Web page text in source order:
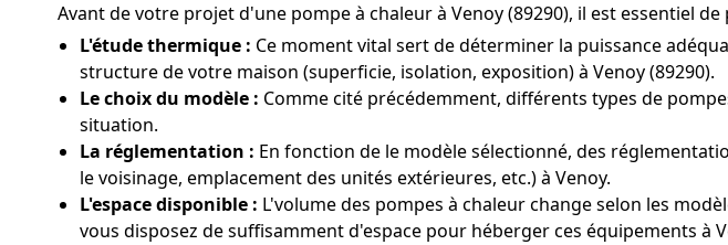
Avant de votre projet d'une pompe à chaleur à Venoy (89290), il est essentiel
L'étude thermique : Ce moment vital sert de déterminer la puissance
structure de votre maison (superficie, isolation, exposition) à Venoy (89290).
Le choix du modèle : Comme cité précédemment, différents types de
situation.
La réglementation : En fonction de le modèle sélectionné, des
le voisinage, emplacement des unités extérieures, etc.) à Venoy.
L'espace disponible : L'volume des pompes à chaleur change selon les
vous disposez de suffisamment d'espace pour héberger ces équipements à